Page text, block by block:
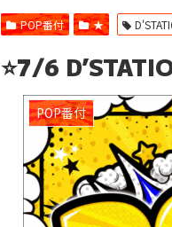
POP番付 ★
⭐️7/6
POP番付